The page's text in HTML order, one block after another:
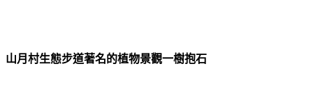
山月村生態步道著名的植物景觀一樹抱石